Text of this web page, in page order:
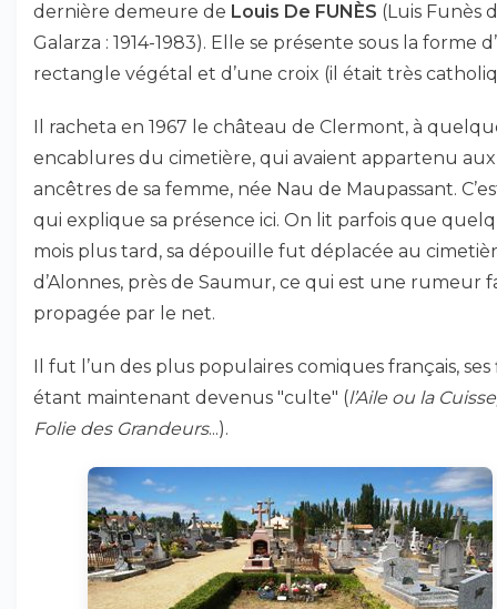
dernière demeure de Louis De FUNÈS (Luis Funès
Galarza : 1914-1983). Elle se présente sous la forme
rectangle végétal et d’une croix (il était très
Il racheta en 1967 le château de Clermont, à
encablures du cimetière, qui avaient appartenu aux
ancêtres de sa femme, née Nau de Maupassant.
qui explique sa présence ici. On lit parfois que
mois plus tard, sa dépouille fut déplacée au
d’Alonnes, près de Saumur, ce qui est une rumeur
propagée par le net.
Il fut l’un des plus populaires comiques français, ses
étant maintenant devenus "culte" (l’Aile ou la
Folie des Grandeurs...).